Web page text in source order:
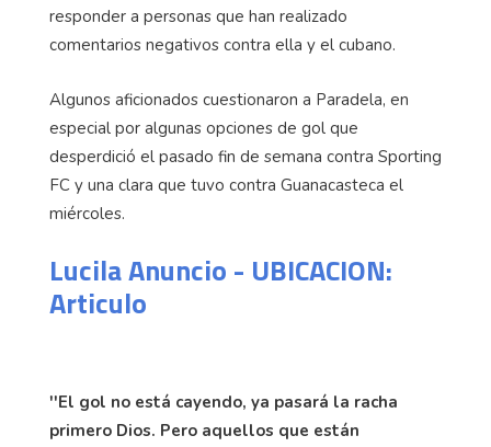
responder a personas que han realizado
comentarios negativos contra ella y el cubano.
Algunos aficionados cuestionaron a Paradela, en
especial por algunas opciones de gol que
desperdició el pasado fin de semana contra Sporting
FC y una clara que tuvo contra Guanacasteca el
miércoles.
Lucila Anuncio - UBICACION:
Articulo
''El gol no está cayendo, ya pasará la racha
primero Dios. Pero aquellos que están